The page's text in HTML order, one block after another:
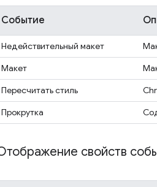
Событие
Недействительный макет
Макет
Пересчитать стиль
Прокрутка
свойств